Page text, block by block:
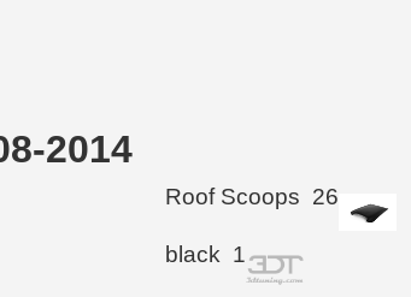
2014
Roof Scoops 26
black 1